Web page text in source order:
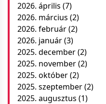
2026. április (7)
2026. március (2)
2026. február(2)
2026. január(3)
2025. december(2)
2025. november(2)
2025. október(2)
2025. szeptember(2)
2025. augusztus (1)